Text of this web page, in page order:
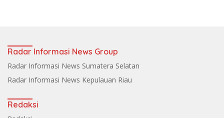
Radar Informasi News Group
Radar Informasi News Sumatera Selatan
Radar Informasi News Kepulauan Riau
Redaksi